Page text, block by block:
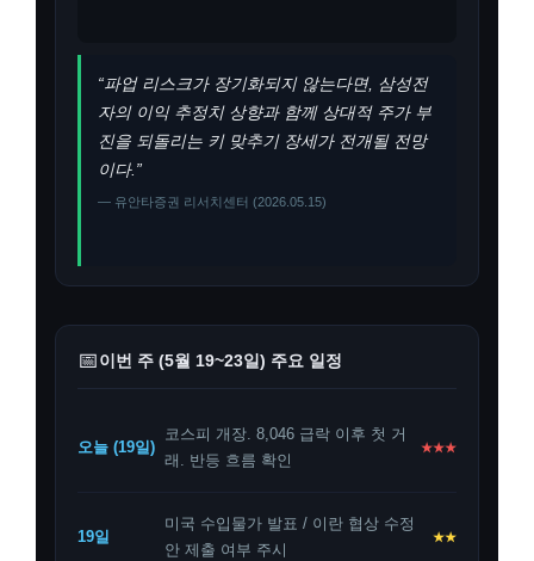
“파업 리스크가 장기화되지 않는다면, 삼성전
자의 이익 추정치 상향과 함께 상대적 주가 부
진을 되돌리는 키 맞추기 장세가 전개될 전망
이다.”
— 유안타증권 리서치센터 (2026.05.15)
📅이번 주 (5월 19~23일) 주요 일정
오늘 (19일)
코스피 개장. 8,046 급락 이후 첫 거
래. 반등 흐름 확인
★★★
19일
미국 수입물가 발표 / 이란 협상 수정
안 제출 여부 주시
★★